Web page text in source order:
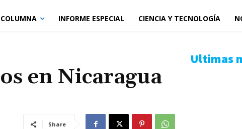
COLUMNA INFORME ESPECIAL CIENCIA Y TECNOLOGÍA
en Nicaragua
Share
Ultimas